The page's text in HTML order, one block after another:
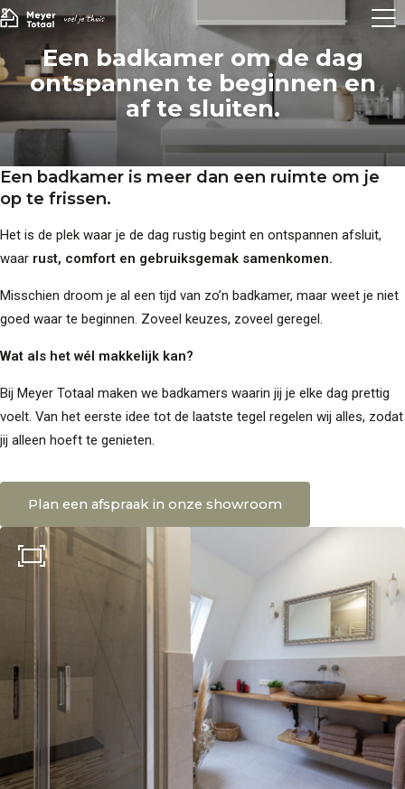
Een badkamer om de dag
ontspannen te beginnen en
af te sluiten.
Een badkamer is meer dan een ruimte om je
op te frissen.
Het is de plek waar je de dag rustig begint en ontspannen afsluit,
waar rust, comfort en gebruiksgemak samenkomen.
Misschien droom je al een tijd van zo’n badkamer, maar weet je niet
goed waar te beginnen. Zoveel keuzes, zoveel geregel.
Wat als het wél makkelijk kan?
Bij Meyer Totaal maken we badkamers waarin jij je elke dag prettig
voelt. Van het eerste idee tot de laatste tegel regelen wij alles, zodat
jij alleen hoeft te genieten.
Plan een afspraak in onze showroom